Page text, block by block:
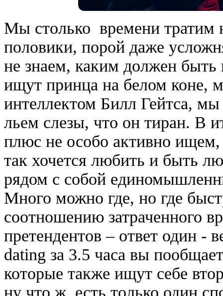
Мы столько времени тратим
половики, порой даже
не знаем, каким должен
ищут принца на белом коне,
интеллектом Билл Гейтса,
льем слезы, что он тиран. В
плюс не особо активно
так хочется любить и быть
рядом с собой
Много можно где, но где
соотношению затраченного
претендентов – ответ один -
dating за 3.5 часа вы
которые также ищут себе
ну что ж, есть только один